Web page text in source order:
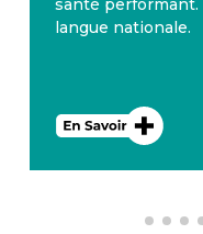
santé performant.
langue nationale.